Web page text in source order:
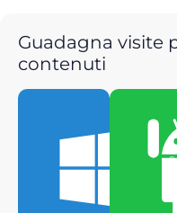
Guadagna visite
contenuti